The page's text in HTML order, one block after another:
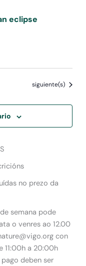
eclipse
Eventos
siguiente(s)
no prezo da
semana pode
o venres ao 12.00
con
11:00h a 20:00h
deben ser